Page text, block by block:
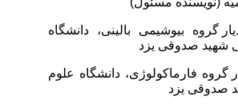
گروه بیوشیمی بالینی، دانشگاه
صدوقی یزد
گروه فارماکولوژی، دانشگاه علوم
یزد